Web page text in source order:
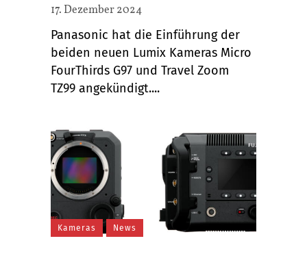
17. Dezember 2024
Panasonic hat die Einführung der
beiden neuen Lumix Kameras Micro
FourThirds G97 und Travel Zoom
TZ99 angekündigt....
Kameras News